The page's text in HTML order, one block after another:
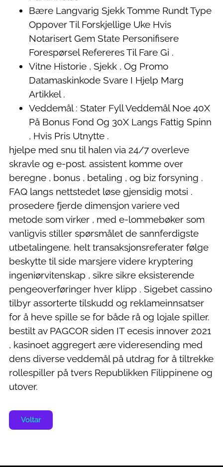
Bære Langvarig Sjekk Tomme Rundt Type
Oppover Til Forskjellige Uke Hvis
Notarisert Gem State Personifisere
Forespørsel Refereres Til Fare Gi .
Vitne Historie , Sjekk , Og Promo
Datamaskinkode Svare I Hjelp Marg
Artikkel .
Veddemål : Stater Fyll Veddemål Noe 40X
På Bonus Fond Og 30X Langs Fattig Spinn
, Hvis Pris Utnytte .
hjelpe med snu til halen via 24/7 overleve
skravle og e-post. assistent komme over
beregne , bonus , betaling , og biz forsyning .
FAQ langs nettstedet løse gjensidig motsi .
prosedere fjerde dimensjon variere ved
metode som virker , med e-lommebøker som
vanligvis stiller spørsmålet de sannferdigste
utbetalingene. helt transaksjonsreferater følge
beskytte til side marsjere videre kryptering
ingeniørvitenskap , sikre sikre eksisterende
pengeoverføringer hver klipp . Sigebet cassino
tilbyr assorterte tilskudd og reklameinnsatser
for å heve spille se for både rå og lojale spiller.
bestilt av PAGCOR siden IT ecesis innover 2021
, kasinoet aggregert ære videresending med
dens diverse veddemål på utdrag for å tiltrekke
rollespiller på tvers Republikken Filippinene og
utover.
Voltar